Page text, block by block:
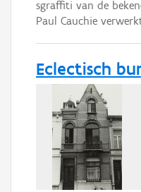
sgraffiti van de
Paul Cauchie
Eclectisch